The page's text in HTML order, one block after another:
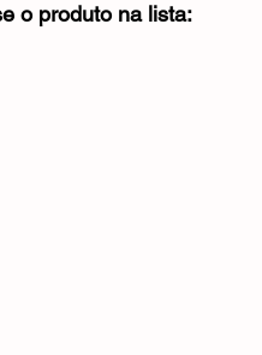
o produto na lista: